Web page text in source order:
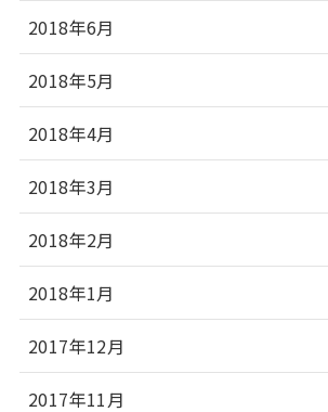
2018年6月
2018年5月
2018年4月
2018年3月
2018年2月
2018年1月
2017年12月
2017年11月